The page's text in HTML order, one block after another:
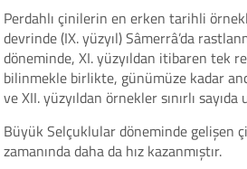
Perdahlı çinilerin en erken tarihli
devrinde (IX. yüzyıl) Sâmerrâ’da
döneminde, XI. yüzyıldan itibaren tek
bilinmekle birlikte, günümüze kadar
ve XII. yüzyıldan örnekler sınırlı
Büyük Selçuklular döneminde gelişen
zamanında daha da hız kazanmıştır.